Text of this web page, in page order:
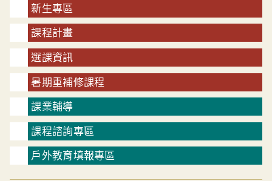
新生專區
課程計畫
選課資訊
暑期重補修課程
課業輔導
課程諮詢專區
戶外教育填報專區